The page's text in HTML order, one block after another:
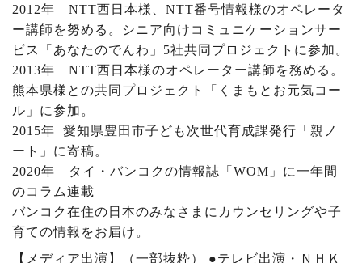
2012年 NTT西日本様、 NTT番号情報様のオペレータ
ー講師を努める。シニア向けコミュニケーションサー
ビス「あなたのでんわ」 5社共同プロジェクトに参加。
2013年 NTT西日本様のオペレーター講師を務める。
熊本県様との共同プロジェクト「くまもとお元気コー
ル」に参加。
2015年 愛知県豊田市子ども次世代育成課発行「親ノ
ート」に寄稿。
2020年 タイ・バンコクの情報誌「 WOM 」に一年間
のコラム連載
バンコク在住の日本のみなさまにカウンセリングや子
育ての情報をお届け。
【メディア出演】（一部抜粋）
●テレビ出演・ＮＨＫ